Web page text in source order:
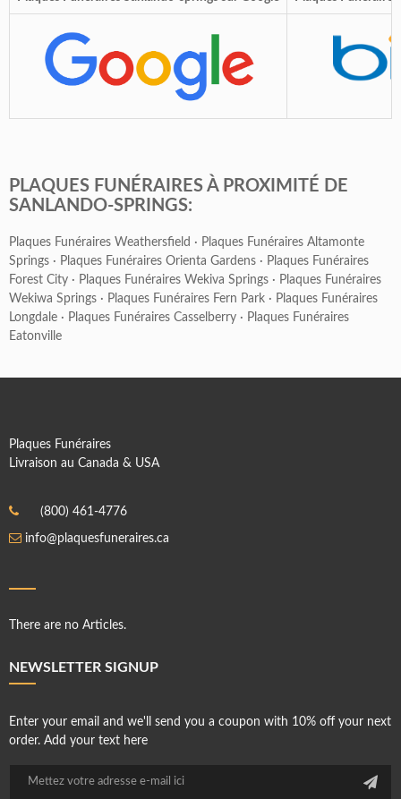
PLAQUES FUNÉRAIRES À PROXIMITÉ DE
SANLANDO-SPRINGS:
Plaques Funéraires Weathersfield · Plaques Funéraires Altamonte
Springs · Plaques Funéraires Orienta Gardens · Plaques Funéraires
Forest City · Plaques Funéraires Wekiva Springs · Plaques Funéraires
Wekiwa Springs · Plaques Funéraires Fern Park · Plaques Funéraires
Longdale · Plaques Funéraires Casselberry · Plaques Funéraires
Eatonville
Plaques Funéraires
Livraison au Canada & USA
(800) 461-4776
info@plaquesfuneraires.ca
There are no Articles.
NEWSLETTER SIGNUP
Enter your email and we'll send you a coupon with 10% off your next
order. Add your text here